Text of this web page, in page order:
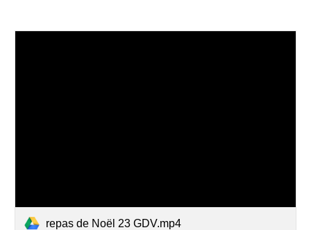
repas de Noël 23 GDV.mp4